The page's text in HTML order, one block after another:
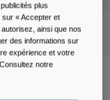
plus
sur « Accepter et
ainsi que nos
des informations sur
expérience et votre
notre